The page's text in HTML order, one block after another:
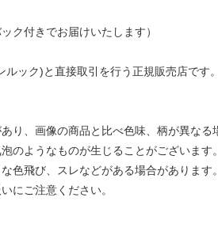
ク付きでお届けいたします）
ック)と直接取引を行う正規販売店です。
り、画像の商品と比べ色味、柄が異なる
のようなものが生じることがございます。
色飛び、スレなどがある場合があります。
にご注意ください。